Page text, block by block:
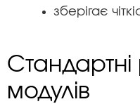
зберігає
Стандартні
модулів